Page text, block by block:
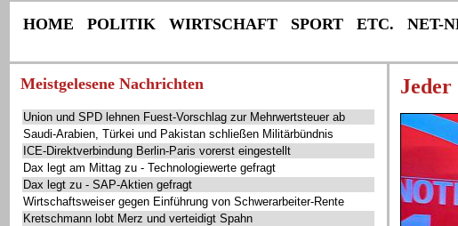
HOME POLITIK WIRTSCHAFT SPORT ETC. NET-
Meistgelesene Nachrichten
Union und SPD lehnen Fuest-Vorschlag zur Mehrwertsteuer ab
Saudi-Arabien, Türkei und Pakistan schließen Militärbündnis
ICE-Direktverbindung Berlin-Paris vorerst eingestellt
Dax legt am Mittag zu - Technologiewerte gefragt
Dax legt zu - SAP-Aktien gefragt
Wirtschaftsweiser gegen Einführung von Schwerarbeiter-Rente
Kretschmann lobt Merz und verteidigt Spahn